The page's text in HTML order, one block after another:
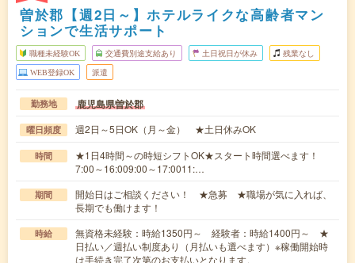
曽於郡【週2日～】ホテルライクな高齢者マン
ションで生活サポート
職種未経験OK 交通費別途支給あり 土日祝日が休み 残業なし
WEB登録OK 派遣
勤務地 鹿児島県曽於郡
曜日頻度 週2日～5日OK（月～金） ★土日休みOK
時間
★1日4時間～の時短シフトOK★スタート時間選べます！
7:00～16:009:00～17:0011:…
期間
開始日はご相談ください！ ★急募 ★職場が気に入れば、
長期でも働けます！
時給
無資格未経験：時給1350円～ 経験者：時給1400円～ ★
日払い／週払い制度あり（月払いも選べます）※稼働開始時
は手続き完了次第のお支払いとなります。